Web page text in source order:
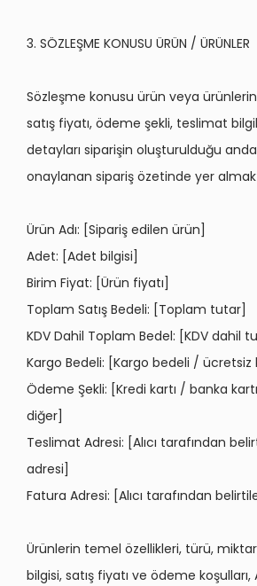
3. SÖZLEŞME KONUSU ÜRÜN / ÜRÜNLER
Sözleşme konusu ürün veya
satış fiyatı, ödeme şekli, teslimat
detayları siparişin oluşturulduğu anda
onaylanan sipariş özetinde yer
Ürün Adı: [Sipariş edilen ürün]
Adet: [Adet bilgisi]
Birim Fiyat: [Ürün fiyatı]
Toplam Satış Bedeli: [Toplam tutar]
KDV Dahil Toplam Bedel: [KDV dahil
Kargo Bedeli: [Kargo bedeli / ücretsiz
Ödeme Şekli: [Kredi kartı / banka
diğer]
Teslimat Adresi: [Alıcı tarafından
adresi]
Fatura Adresi: [Alıcı tarafından
Ürünlerin temel özellikleri, türü,
bilgisi, satış fiyatı ve ödeme koşulları,